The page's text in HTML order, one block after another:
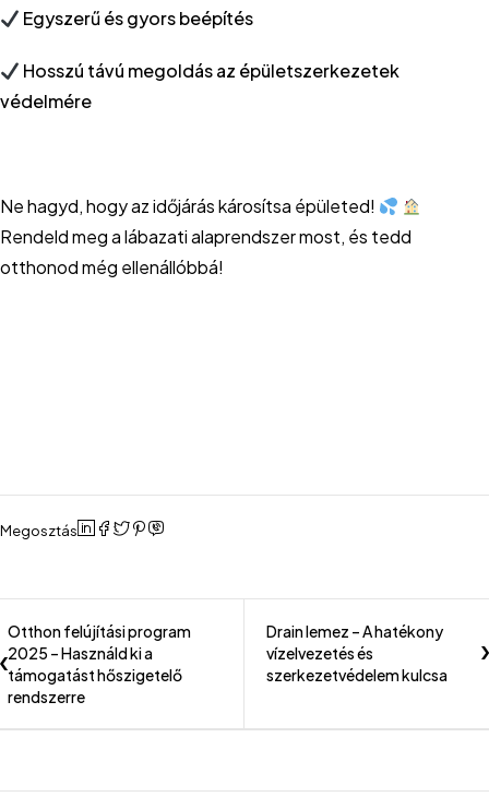
Egyszerű és gyors beépítés
Hosszú távú megoldás az épületszerkezetek
védelmére
Ne hagyd, hogy az időjárás károsítsa épületed!
Rendeld meg a lábazati alaprendszer most, és tedd
otthonod még ellenállóbbá!
Megosztás
Otthon felújítási program
2025 – Használd ki a
támogatást hőszigetelő
rendszerre
Drain lemez – A hatékony
vízelvezetés és
szerkezetvédelem kulcsa